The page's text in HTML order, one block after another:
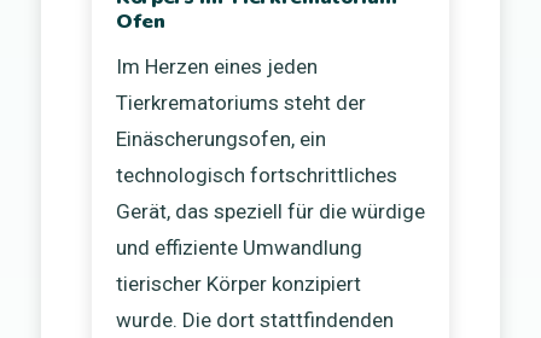
Ofen
Im Herzen eines jeden
Tierkrematoriums steht der
Einäscherungsofen, ein
technologisch fortschrittliches
Gerät, das speziell für die würdige
und effiziente Umwandlung
tierischer Körper konzipiert
wurde. Die dort stattfindenden